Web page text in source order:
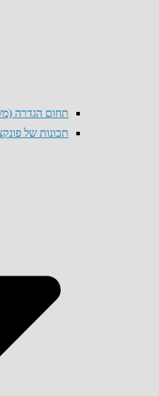
תחום הגדרה
תכונות של